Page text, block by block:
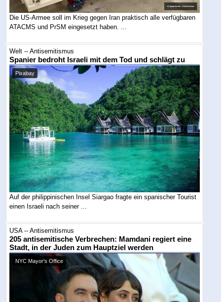
Die US-Armee soll im Krieg gegen Iran praktisch alle verfügbaren
ATACMS und PrSM eingesetzt haben. ...
Welt -- Antisemitismus
Spanier bedroht Israeli mit dem Tod und schlägt zu
Pixabay
Auf der philippinischen Insel Siargao fragte ein spanischer Tourist
einen Israeli nach seiner ...
USA -- Antisemitismus
205 antisemitische Verbrechen: Mamdani regiert eine
Stadt, in der Juden zum Hauptziel werden
NYC Mayor's Office